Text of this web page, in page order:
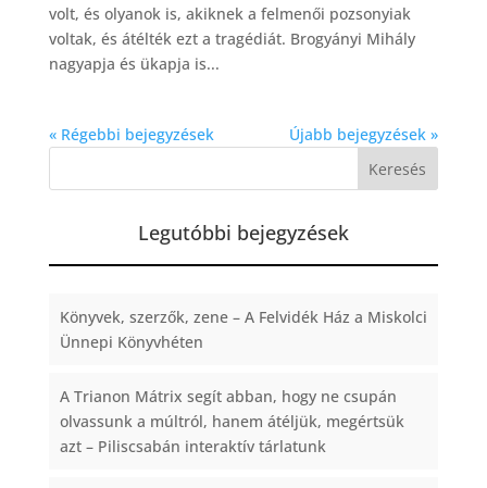
volt, és olyanok is, akiknek a felmenői pozsonyiak
voltak, és átélték ezt a tragédiát. Brogyányi Mihály
nagyapja és ükapja is...
« Régebbi bejegyzések Újabb bejegyzések »
Legutóbbi bejegyzések
Könyvek, szerzők, zene – A Felvidék Ház a Miskolci
Ünnepi Könyvhéten
A Trianon Mátrix segít abban, hogy ne csupán
olvassunk a múltról, hanem átéljük, megértsük
azt – Piliscsabán interaktív tárlatunk